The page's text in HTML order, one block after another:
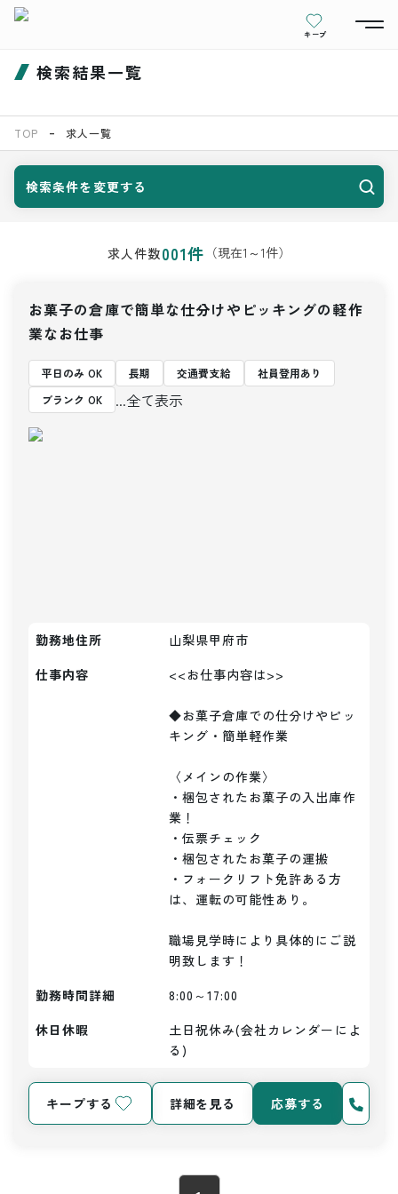
キープ
検索結果一覧
TOP 求人一覧
検索条件を変更する
求人件数001件 （現在1 ～1件）
お菓子の倉庫で簡単な仕分けやピッキングの軽作
業なお仕事
平日のみ OK 長期 交通費支給
社員登用あり
ブランク OK
...全て表示
勤務地住所
山梨県甲府市
仕事内容
<<お仕事内容は>>
◆お菓子倉庫での仕分けやピッ
キング・簡単軽作業
〈メインの作業〉
・梱包されたお菓子の入出庫作
業！
・伝票チェック
・梱包されたお菓子の運搬
・フォークリフト免許ある方
は、運転の可能性あり。
職場見学時により具体的にご説
勤務時間詳細
8:00～17:00
休日休暇
土日祝休み(会社カレンダーによ
る)
キープする 詳細を見る 応募する